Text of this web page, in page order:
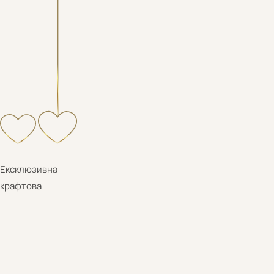
Ексклюзивна
крафтова